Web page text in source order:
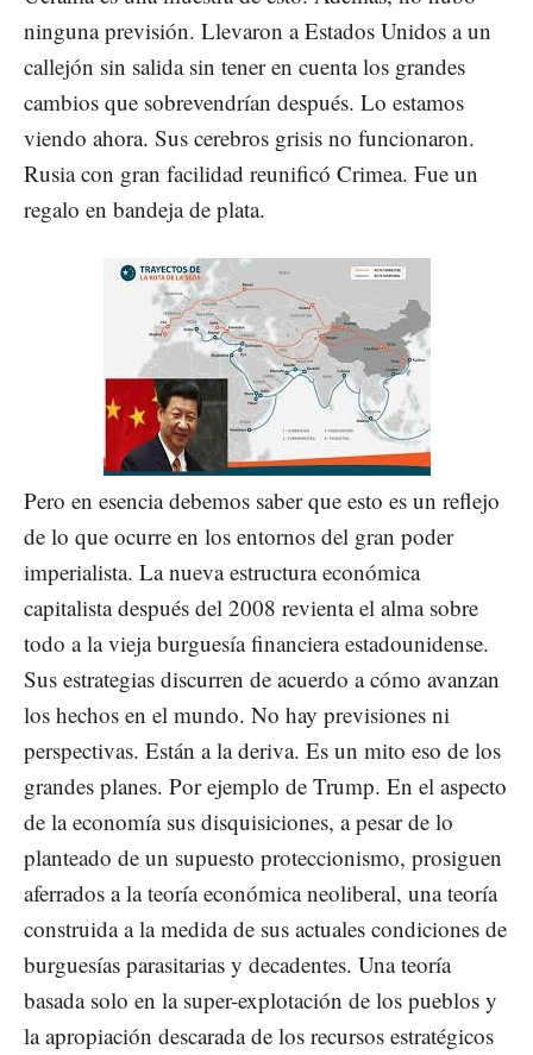
ninguna previsión. Llevaron a Estados Unidos a un
callejón sin salida sin tener en cuenta los grandes
cambios que sobrevendrían después. Lo estamos
viendo ahora. Sus cerebros grisis no funcionaron.
Rusia con gran facilidad reunificó Crimea. Fue un
regalo en bandeja de plata.
Pero en esencia debemos saber que esto es un reflejo
de lo que ocurre en los entornos del gran poder
imperialista. La nueva estructura económica
capitalista después del 2008 revienta el alma sobre
todo a la vieja burguesía financiera estadounidense.
Sus estrategias discurren de acuerdo a cómo avanzan
los hechos en el mundo. No hay previsiones ni
perspectivas. Están a la deriva. Es un mito eso de los
grandes planes. Por ejemplo de Trump. En el aspecto
de la economía sus disquisiciones, a pesar de lo
planteado de un supuesto proteccionismo, prosiguen
aferrados a la teoría económica neoliberal, una teoría
construida a la medida de sus actuales condiciones de
burguesías parasitarias y decadentes. Una teoría
basada solo en la super-explotación de los pueblos y
la apropiación descarada de los recursos estratégicos